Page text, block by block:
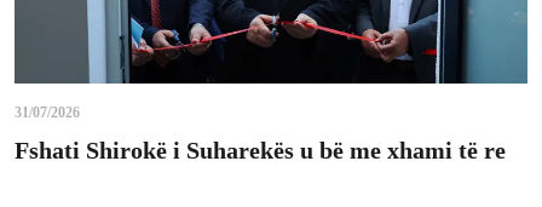
31/07/2026
Fshati Shirokë i Suharekës u bë me xhami të re